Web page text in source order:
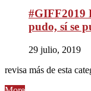
#GIFF2019
pudo, sí se
29 julio, 2019
revisa más de esta